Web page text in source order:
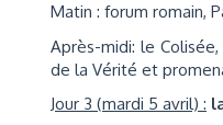
Matin : forum romain,
Après-midi: le
de la Vérité et
Jour 3 (mardi 5 avril) :